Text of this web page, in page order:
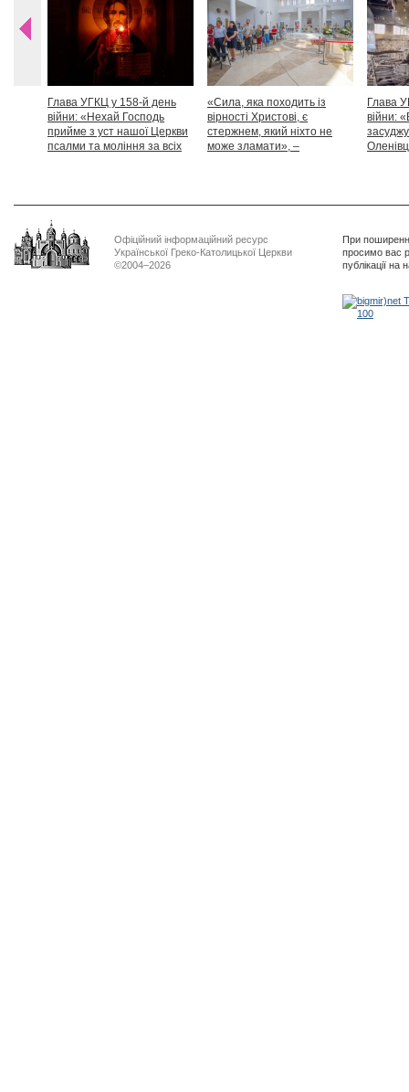
Глава УГКЦ у 158-й день
війни: «Нехай Господь
прийме з уст нашої Церкви
псалми та моління за всіх
«Сила, яка походить із
вірності Христові, є
стержнем, який ніхто не
може зламати», –
Глава
війни:
Офіційний інформаційний ресурс
Української Греко-Католицької Церкви
©2004–2026
При
просимо вас
публікації на